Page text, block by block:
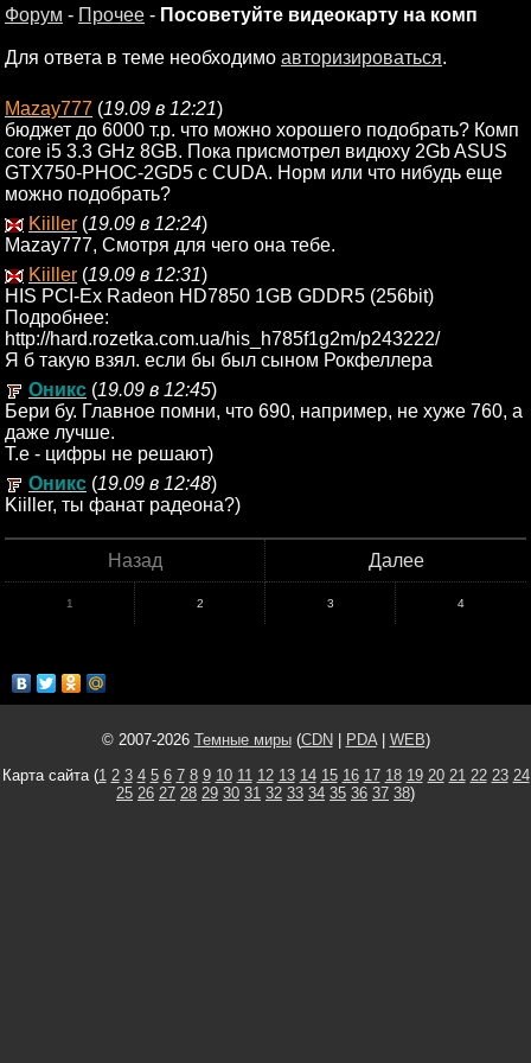
Форум - Прочее - Посоветуйте видеокарту на комп
Для ответа в теме необходимо авторизироваться.
Mazay777 (19.09 в 12:21)
бюджет до 6000 т.р. что можно хорошего подобрать? Комп
core i5 3.3 GHz 8GB. Пока присмотрел видюху 2Gb ASUS
GTX750-PHOC-2GD5 с CUDA. Норм или что нибудь еще
можно подобрать?
Kiiller (19.09 в 12:24)
Mazay777, Смотря для чего она тебе.
Kiiller (19.09 в 12:31)
HIS PCI-Ex Radeon HD7850 1GB GDDR5 (256bit)
Подробнее:
http://hard.rozetka.com.ua/his_h785f1g2m/p243222/
Я б такую взял. если бы был сыном Рокфеллера
Оникс (19.09 в 12:45)
Бери бу. Главное помни, что 690, например, не хуже 760, а
даже лучше.
Т.е - цифры не решают)
Оникс (19.09 в 12:48)
Kiiller, ты фанат радеона?)
Назад Далее
1 2 3 4
© 2007-2026 Темные миры(CDN PDA| WEB)
Карта сайта (1 2 3 4 5 6 7 8 9 10 11 12 13 14 15 16 17 18 19 20 21 22 23 24
25 26 27 28 29 30 31 32 33 34 35 36 37 38)